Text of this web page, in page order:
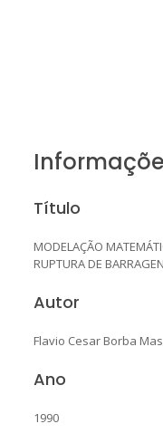
Título
MODELAÇÃO
RUPTURA DE
Autor
Flavio Cesar Borba
Ano
1990